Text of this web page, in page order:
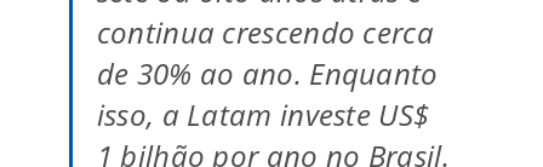
continua crescendo cerca
de 30% ao ano. Enquanto
isso, a Latam investe US$
1 bilhão por ano no Brasil.